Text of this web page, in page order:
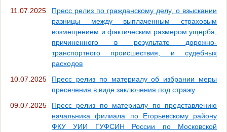
11.07.2025
Пресс релиз по гражданскому делу, о взыскании
разницы между выплаченным страховым
возмещением и фактическим размером ущерба,
причиненного в результате дорожно-
транспортного происшествия, и судебных
расходов
10.07.2025
Пресс релиз по материалу об избрании меры
пресечения в виде заключения под стражу
09.07.2025
Пресс релиз по материалу по представлению
начальника филиала по Егорьевскому району
ФКУ УИИ ГУФСИН России по Московской